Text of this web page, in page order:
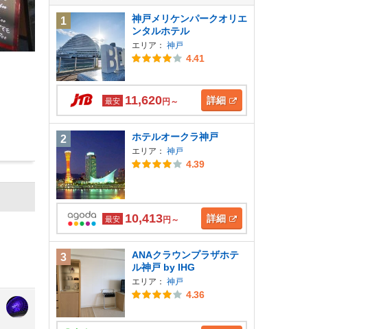
1
神戸メリケンパークオリエ
ンタルホテル
エリア： 神戸
4.41
最安 11,620円～ 詳細
2 ホテルオークラ神戸
エリア： 神戸
4.39
最安 10,413円～ 詳細
3
ANAクラウンプラザホテ
ル神戸 by IHG
エリア： 神戸
4.36